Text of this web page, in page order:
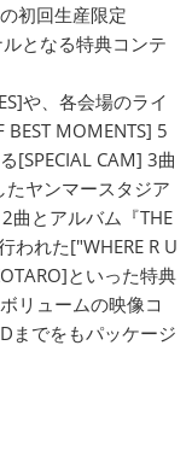
初回生産限定
となる特典コンテ
や、各会場のライ
MOMENTS] 5
[SPECIAL CAM] 3曲
ヤンマースタジア
曲とアルバム『THE
われた["WHERE R U
といった特典
リュームの映像コ
までをもパッケージ